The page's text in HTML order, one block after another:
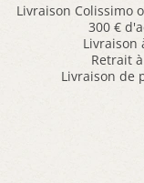
Livraison Colissimo
300 €
Livraison
Retrait
Livraison de